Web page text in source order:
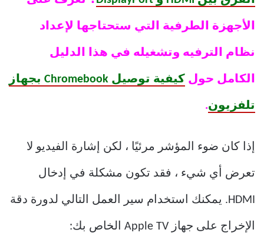
الأجهزة الطرفية التي ستحتاجها لإعداد
نظام الترفيه وتشغيله في هذا الدليل
الكامل حول كيفية توصيل Chromebook بجهاز
تلفزيون.
إذا كان ضوء المؤشر مرئيًا ، لكن إشارة الفيديو لا
تعرض أي شيء ، فقد تكون مشكلة في إدخال
HDMI. يمكنك استخدام سير العمل التالي لدورة دقة
الإخراج على جهاز Apple TV الخاص بك: